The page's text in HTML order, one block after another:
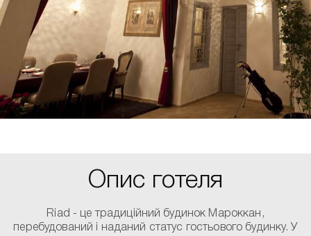
Опис готеля
Riad - це традиційний будинок Мароккан,
перебудований і наданий статус гостьового будинку. У